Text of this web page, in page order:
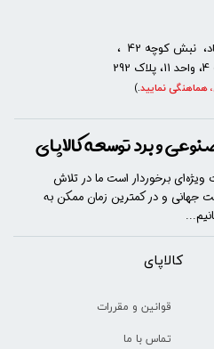
​​کالاپای
قوانین و مقررات
تماس با ما
و برد توسعه کالاپای
ویژه‌ای برخوردار است ما در تلاش
جهانی و در کمترین زمان ممکن به
نبش کوچه 42 ،
هماهنگی نمایید.
)